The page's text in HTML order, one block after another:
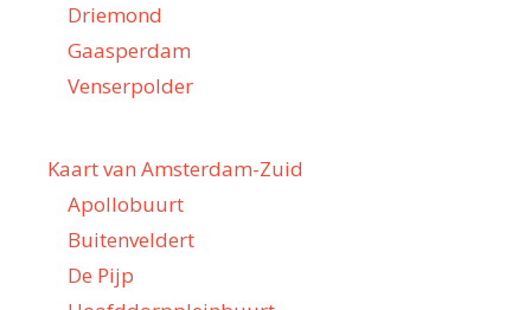
Driemond
Gaasperdam
Venserpolder
Kaart van Amsterdam-Zuid
Apollobuurt
Buitenveldert
De Pijp